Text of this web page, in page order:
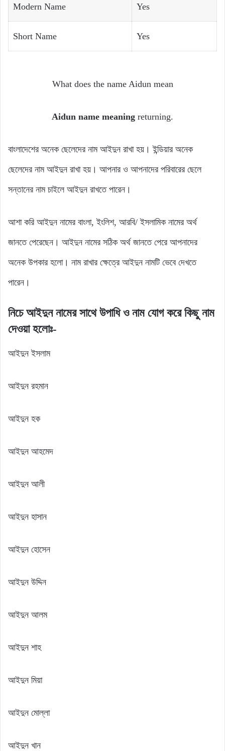
Modern Name Yes
Short Name Yes
What does the name Aidun mean
Aidun name meaning returning.
বাংলাদেশের অনেক ছেলেদের নাম আইদুন রাখা হয়। ইন্ডিয়ার অনেক
ছেলেদের নাম আইদুন রাখা হয়। আপনার ও আপনাদের পরিবারের ছেলে
সন্তানের নাম চাইলে আইদুন রাখতে পারেন।
আশা করি আইদুন নামের বাংলা, ইংলিশ, আরবি/ ইসলামিক নামের অর্থ
জানতে পেরেছেন। আইদুন নামের সঠিক অর্থ জানতে পেরে আপনাদের
অনেক উপকার হলো। নাম রাখার ক্ষেত্রে আইদুন নামটি ভেবে দেখতে
পারেন।
নিচে আইদুন নামের সাথে উপাধি ও নাম যোগ করে কিছু নাম
দেওয়া হলোঃ-
আইদুন ইসলাম
আইদুন রহমান
আইদুন হক
আইদুন আহমেদ
আইদুন আলী
আইদুন হাসান
আইদুন হোসেন
আইদুন উদ্দিন
আইদুন আলম
আইদুন শাহ
আইদুন মিয়া
আইদুন মোল্লা
আইদুন খান